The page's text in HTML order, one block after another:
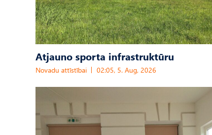
Atjauno sporta infrastruktūru
Novadu attīstībai 02:05, 5. Aug, 2026